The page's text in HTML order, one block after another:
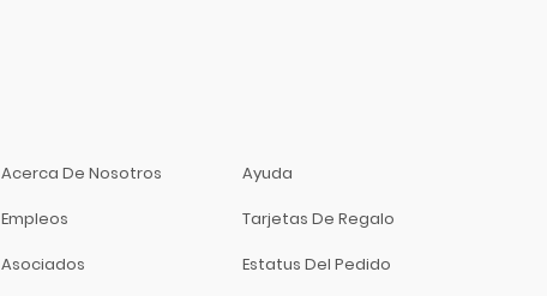
Ayuda
Tarjetas De Regalo
Estatus Del Pedido
Acerca De Nosotros
Empleos
Asociados